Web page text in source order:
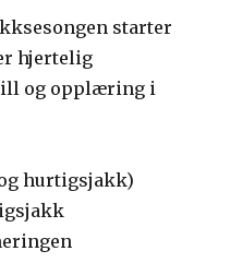
starter
hjertelig
og opplæring i
hurtigsjakk)